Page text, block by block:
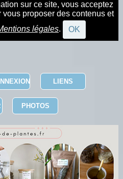
sur ce site, vous acceptez
proposer des contenus et
légales. OK
LIENS
PHOTOS